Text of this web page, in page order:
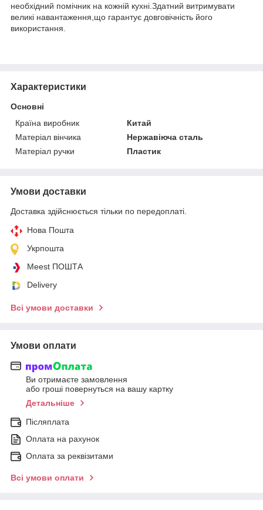
необхідний помічник на кожній кухні.Здатний витримувати
великі навантаження,що гарантує довговічність його
використання.
Характеристики
Основні
Країна виробник
Китай
Матеріал вінчика
Нержавіюча сталь
Матеріал ручки
Пластик
Умови доставки
Доставка здійснюється тільки по передоплаті.
Нова Пошта
Укрпошта
Meest ПОШТА
Delivery
Всі умови доставки
Умови оплати
Ви отримаєте замовлення
або гроші повернуться на вашу картку
Детальніше
Післяплата
Оплата на рахунок
Оплата за реквізитами
Всі умови оплати